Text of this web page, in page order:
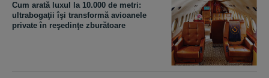
Cum arată luxul la 10.000 de metri:
ultrabogaţii îşi transformă avioanele
private în reşedinţe zburătoare